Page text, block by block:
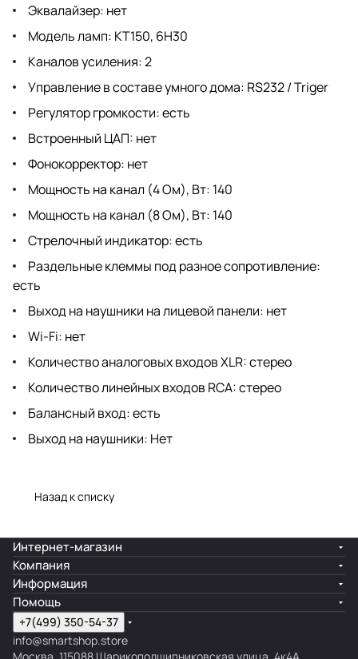
Эквалайзер: нет
Модель ламп: KT150, 6H30
Каналов усиления: 2
Управление в составе умного дома: RS232 / Triger
Регулятор громкости: есть
Встроенный ЦАП: нет
Фонокорректор: нет
Мощность на канал (4 Ом), Вт: 140
Мощность на канал (8 Ом), Вт: 140
Стрелочный индикатор: есть
Раздельные клеммы под разное сопротивление:
есть
Выход на наушники на лицевой панели: нет
Wi-Fi: нет
Количество аналоговых входов XLR: стерео
Количество линейных входов RCA: стерео
Балансный вход: есть
Выход на наушники: Нет
Назад к списку
Интернет-магазин
Компания
Информация
Помощь
+7(499) 350-54-37
info@smartshop.store